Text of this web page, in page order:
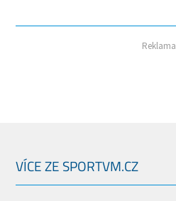
Reklama
VÍCE ZE SPORTVM.CZ